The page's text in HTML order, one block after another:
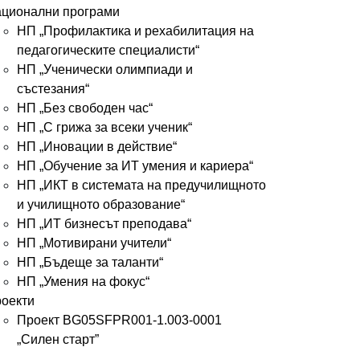
програми
НП „Профилактика и рехабилитация на
педагогическите специалисти“
НП „Ученически олимпиади и
състезания“
НП „Без свободен час“
НП „С грижа за всеки ученик“
НП „Иновации в действие“
НП „Обучение за ИТ умения и кариера“
НП „ИКТ в системата на предучилищното
и училищното образование“
НП „ИТ бизнесът преподава“
НП „Мотивирани учители“
НП „Бъдеще за таланти“
НП „Умения на фокус“
Проект BG05SFPR001-1.003-0001
„Силен старт”